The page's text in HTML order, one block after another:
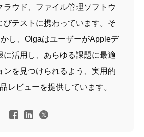
ラウド、ファイル管理ソフトウ
びテストに携わっています。そ
し、OlgaはユーザーがAppleデ
に活用し、あらゆる課題に最適
ンを見つけられるよう、実用的
レビューを提供しています。